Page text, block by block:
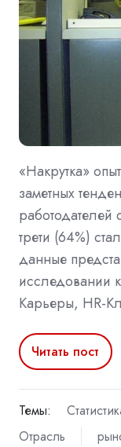
«Накрутка»
заметных
трети (64%)
данные
исследовании
Карьеры, HR-
Читать пост
Темы:
Отрасль